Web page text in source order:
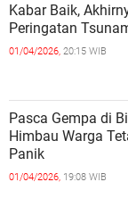
Kabar Baik,
Peringatan
01/04/2026, 20:15 WIB
Pasca Gempa di
Himbau Warga Tetap
Panik
01/04/2026, 19:08 WIB